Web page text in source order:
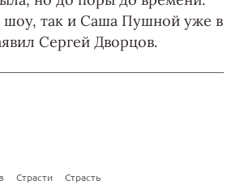
шоу, так и Саша Пушной уже в
Сергей Дворцов.
Страсти Страсть